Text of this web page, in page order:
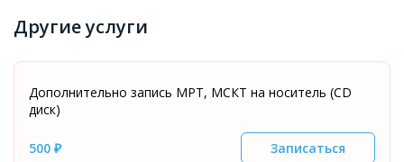
Другие услуги
Дополнительно запись МРТ, МСКТ на носитель (CD
диск)
500 ₽ Записаться